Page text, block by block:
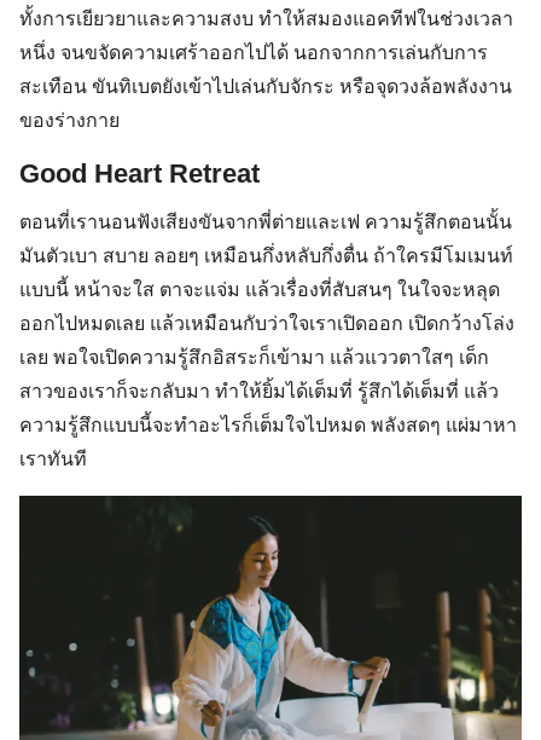
ทั้งการเยียวยาและความสงบ ทำให้สมองแอคทีฟในช่วงเวลา
หนึ่ง จนขจัดความเศร้าออกไปได้ นอกจากการเล่นกับการ
สะเทือน ขันทิเบตยังเข้าไปเล่นกับจักระ หรือจุดวงล้อพลังงาน
ของร่างกาย
Good Heart Retreat
ตอนที่เรานอนฟังเสียงขันจากพี่ต่ายและเฟ ความรู้สึกตอนนั้น
มันตัวเบา สบาย ลอยๆ เหมือนกึ่งหลับกึ่งตื่น ถ้าใครมีโมเมนท์
แบบนี้ หน้าจะใส ตาจะแจ่ม แล้วเรื่องที่สับสนๆ ในใจจะหลุด
ออกไปหมดเลย แล้วเหมือนกับว่าใจเราเปิดออก เปิดกว้างโล่ง
เลย พอใจเปิดความรู้สึกอิสระก็เข้ามา แล้วแววตาใสๆ เด็ก
สาวของเราก็จะกลับมา ทำให้ยิ้มได้เต็มที่ รู้สึกได้เต็มที่ แล้ว
ความรู้สึกแบบนี้จะทำอะไรก็เต็มใจไปหมด พลังสดๆ แผ่มาหา
เราทันที